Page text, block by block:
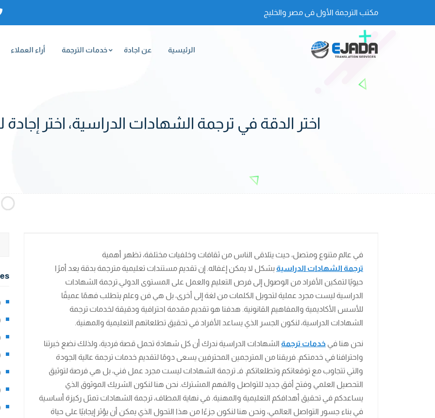
مكتب الترجمة الأول فى مصر والخليج
الرئيسية عن اجادة خدمات الترجمة أراء العملاء
اختر الدقة في ترجمة الشهادات الدراسية، اختر إجادة
في عالم متنوع ومتصل، حيث يتلاقى الناس من ثقافات وخلفيات مختلفة، تظهر أهمية
ترجمة الشهادات الدراسية بشكل لا يمكن إغفاله. إن تقديم مستندات تعليمية مترجمة بدقة يعد أمرًا
حيويًا لتمكين الأفراد من الوصول إلى فرص التعليم والعمل على المستوى الدولي.ترجمة الشهادات
الدراسية ليست مجرد عملية لتحويل الكلمات من لغة إلى أخرى، بل هي فن وعلم يتطلب فهمًا عميقًا
للأسس الأكاديمية والمفاهيم القانونية. هدفنا هو تقديم مقدمة احترافية ودقيقة لخدمات ترجمة
الشهادات الدراسية، لنكون الجسر الذي يساعد الأفراد في تحقيق تطلعاتهم التعليمية والمهنية.
نحن هنا في خدمات ترجمة الشهادات الدراسية ندرك أن كل شهادة تحمل قصة فردية، ولذلك نضع خبرتنا
واحترافنا في خدمتكم. فريقنا من المترجمين المحترفين يسعى دومًا لتقديم خدمات ترجمة عالية الجودة
والتي تتجاوب مع توقعاتكم وتطلعاتكم. فـ ترجمة الشهادات ليست مجرد عمل فني، بل هي فرصة لتوثيق
التحصيل العلمي وفتح أفق جديد للتواصل والفهم المشترك. نحن هنا لنكون الشريك الموثوق الذي
يساعدكم في تحقيق أهدافكم التعليمية والمهنية. في نهاية المطاف، ترجمة الشهادات تمثل ركيزة أساسية
في بناء جسور التواصل العالمي، ونحن هنا لنكون جزءًا من هذا التحول الذي يمكن أن يؤثر إيجابيًا على حياة